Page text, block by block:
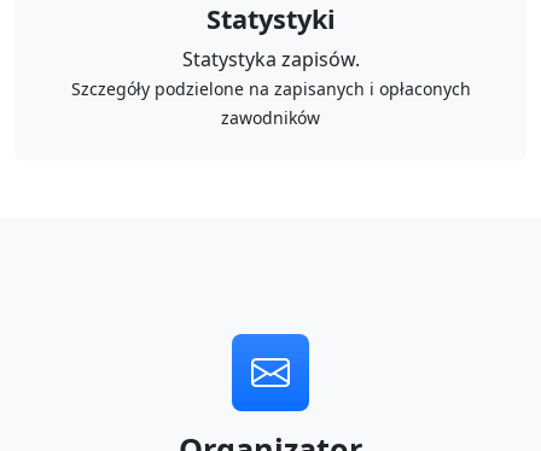
Statystyki
Statystyka zapisów.
Szczegóły podzielone na zapisanych i opłaconych
zawodników